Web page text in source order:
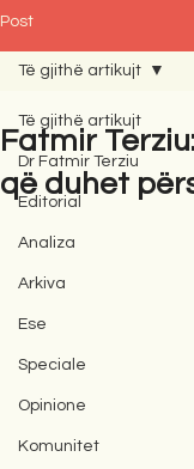
Post
Të gjithë artikujt
Dr Fatmir Terziu
Editorial
Analiza
Arkiva
Ese
Speciale
Opinione
Komunitet
Të gjithë artikujt
Fatmir
që duhet